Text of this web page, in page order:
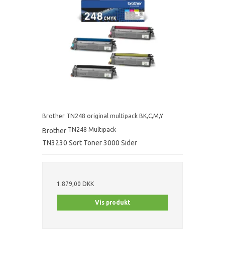
Brother TN248 original multipack BK,C,M,Y
Brother TN248 Multipack
TN3230 Sort Toner 3000 Sider
1.879,00 DKK
Vis produkt